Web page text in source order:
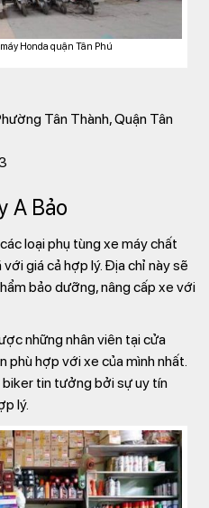
Honda quận Tân Phú
Tân Thành, Quận Tân
A Bảo
loại phụ tùng xe máy chất
giá cả hợp lý. Địa chỉ này sẽ
bảo dưỡng, nâng cấp xe với
những nhân viên tại cửa
phù hợp với xe của mình nhất.
biker tin tưởng bởi sự uy tín
lý.